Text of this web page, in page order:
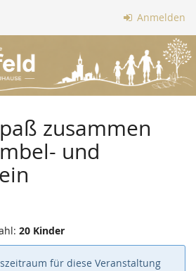
Anmelden
zusammen
und
20 Kinder
für diese Veranstaltung